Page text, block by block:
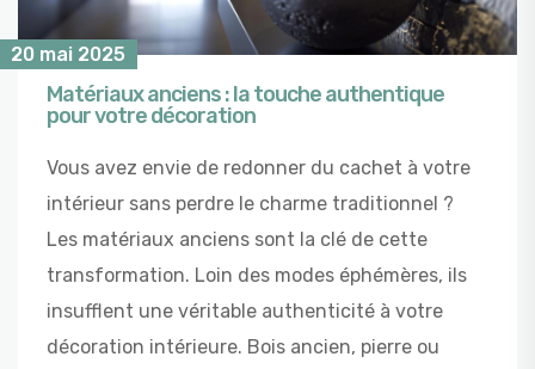
20 mai 2025
Matériaux anciens : la touche authentique
pour votre décoration
Vous avez envie de redonner du cachet à votre
intérieur sans perdre le charme traditionnel ?
Les matériaux anciens sont la clé de cette
transformation. Loin des modes éphémères, ils
insufflent une véritable authenticité à votre
décoration intérieure. Bois ancien, pierre ou